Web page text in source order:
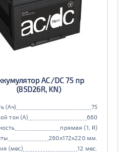
AC/DC 75 пр
(85D26R, KN)
(Ач)
75
ток (А)
660
прямая (1, R)
260x172x220 мм.
(мес)
12 мес.